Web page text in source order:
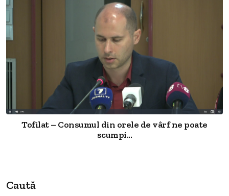
Tofilat – Consumul din orele de vârf ne poate
scumpi...
Caută